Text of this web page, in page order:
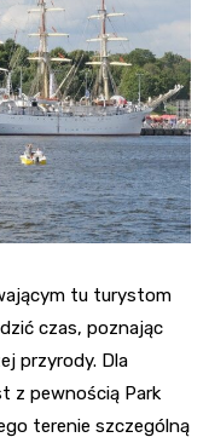
tu turystom
czas, poznając
przyrody. Dla
z pewnością Park
terenie szczególną